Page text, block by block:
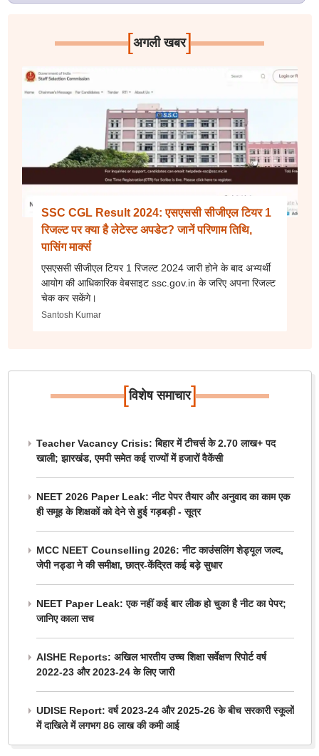
[अगली खबर]
SSC CGL Result 2024: एसएससी सीजीएल टियर 1
रिजल्ट पर क्या है लेटेस्ट अपडेट? जानें परिणाम तिथि,
पासिंग मार्क्स
एसएससी सीजीएल टियर 1 रिजल्ट 2024 जारी होने के बाद अभ्यर्थी
आयोग की आधिकारिक वेबसाइट ssc.gov.in के जरिए अपना रिजल्ट
चेक कर सकेंगे।
Santosh Kumar
[विशेष समाचार]
Teacher Vacancy Crisis: बिहार में टीचर्स के 2.70 लाख+ पद
खाली; झारखंड, एमपी समेत कई राज्यों में हजारों वैकेंसी
NEET 2026 Paper Leak: नीट पेपर तैयार और अनुवाद का काम एक
ही समूह के शिक्षकों को देने से हुई गड़बड़ी - सूत्र
MCC NEET Counselling 2026: नीट काउंसलिंग शेड्यूल जल्द,
जेपी नड्डा ने की समीक्षा, छात्र-केंद्रित कई बड़े सुधार
NEET Paper Leak: एक नहीं कई बार लीक हो चुका है नीट का पेपर;
जानिए काला सच
AISHE Reports: अखिल भारतीय उच्च शिक्षा सर्वेक्षण रिपोर्ट वर्ष
2022-23 और 2023-24 के लिए जारी
UDISE Report: वर्ष 2023-24 और 2025-26 के बीच सरकारी स्कूलों
में दाखिले में लगभग 86 लाख की कमी आई